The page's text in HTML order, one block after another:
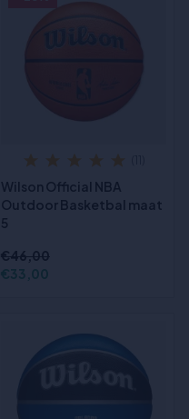
Wilson Official NBA
Outdoor Basketbal maat
5
€46,00
€33,00